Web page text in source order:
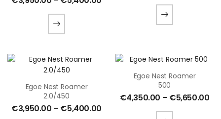
Egoe Nest Roamer
2.0/450
€3,950.00 – €5,400.00
Egoe Nest Roamer
500
€4,350.00 – €5,650.00